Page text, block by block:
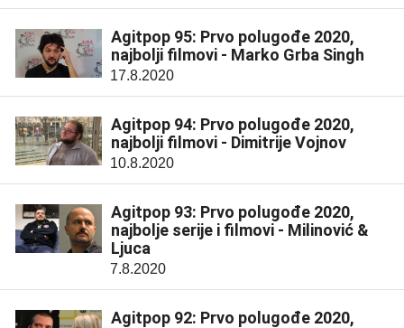
Agitpop 95: Prvo polugođe 2020,
najbolji filmovi - Marko Grba Singh
17.8.2020
Agitpop 94: Prvo polugođe 2020,
najbolji filmovi - Dimitrije Vojnov
10.8.2020
Agitpop 93: Prvo polugođe 2020,
najbolje serije i filmovi - Milinović &
Ljuca
7.8.2020
Agitpop 92: Prvo polugođe 2020,